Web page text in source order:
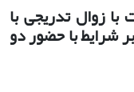
با زوال تدریجی با
شرایط با حضور دو